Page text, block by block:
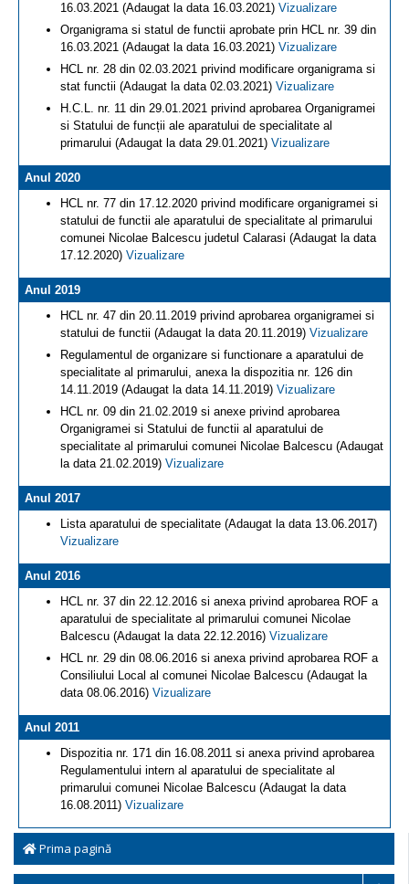
Prima pagină
16.03.2021 (Adaugat la data 16.03.2021) Vizualizare
Organigrama si statul de functii aprobate prin HCL nr. 39 din
16.03.2021 (Adaugat la data 16.03.2021) Vizualizare
HCL nr. 28 din 02.03.2021 privind modificare organigrama si
stat functii (Adaugat la data 02.03.2021) Vizualizare
H.C.L. nr. 11 din 29.01.2021 privind aprobarea Organigramei
si Statului de funcții ale aparatului de specialitate al
primarului (Adaugat la data 29.01.2021) Vizualizare
Anul 2020
HCL nr. 77 din 17.12.2020 privind modificare organigramei si
statului de functii ale aparatului de specialitate al primarului
comunei Nicolae Balcescu judetul Calarasi (Adaugat la data
17.12.2020) Vizualizare
Anul 2019
HCL nr. 47 din 20.11.2019 privind aprobarea organigramei si
statului de functii (Adaugat la data 20.11.2019) Vizualizare
Regulamentul de organizare si functionare a aparatului de
specialitate al primarului, anexa la dispozitia nr. 126 din
14.11.2019 (Adaugat la data 14.11.2019) Vizualizare
HCL nr. 09 din 21.02.2019 si anexe privind aprobarea
Organigramei si Statului de functii al aparatului de
specialitate al primarului comunei Nicolae Balcescu (Adaugat
la data 21.02.2019) Vizualizare
Anul 2017
Lista aparatului de specialitate (Adaugat la data 13.06.2017)
Vizualizare
Anul 2016
HCL nr. 37 din 22.12.2016 si anexa privind aprobarea ROF a
aparatului de specialitate al primarului comunei Nicolae
Balcescu (Adaugat la data 22.12.2016) Vizualizare
HCL nr. 29 din 08.06.2016 si anexa privind aprobarea ROF a
Consiliului Local al comunei Nicolae Balcescu (Adaugat la
data 08.06.2016) Vizualizare
Anul 2011
Dispozitia nr. 171 din 16.08.2011 si anexa privind aprobarea
Regulamentului intern al aparatului de specialitate al
primarului comunei Nicolae Balcescu (Adaugat la data
16.08.2011) Vizualizare